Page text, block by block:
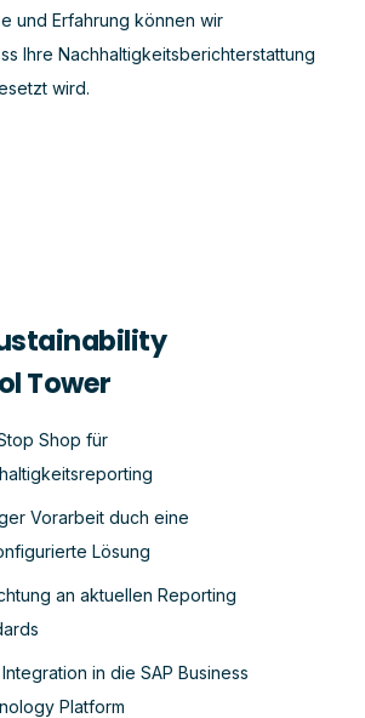
und Erfahrung können wir
Ihre Nachhaltigkeitsberichterstattung
wird.
Tower
Shop für
Vorarbeit duch eine
Lösung
an aktuellen Reporting
in die SAP Business
Platform